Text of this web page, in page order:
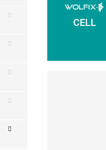
CELL